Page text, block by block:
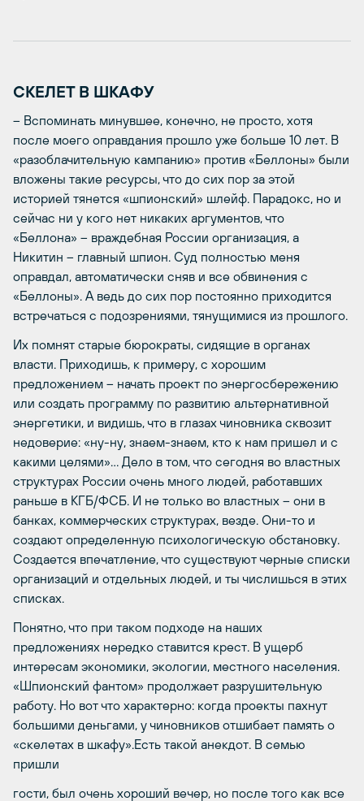
СКЕЛЕТ В ШКАФУ
– Вспоминать минувшее, конечно, не просто, хотя
после моего оправдания прошло уже больше 10 лет. В
«разоблачительную кампанию» против «Беллоны» были
вложены такие ресурсы, что до сих пор за этой
историей тянется «шпионский» шлейф. Парадокс, но и
сейчас ни у кого нет никаких аргументов, что
«Беллона» – враждебная России организация, а
Никитин – главный шпион. Суд полностью меня
оправдал, автоматически сняв и все обвинения с
«Беллоны». А ведь до сих пор постоянно приходится
встречаться с подозрениями, тянущимися из прошлого.
Их помнят старые бюрократы, сидящие в органах
власти. Приходишь, к примеру, с хорошим
предложением – начать проект по энергосбережению
или создать программу по развитию альтернативной
энергетики, и видишь, что в глазах чиновника сквозит
недоверие: «ну-ну, знаем-знаем, кто к нам пришел и с
какими целями»… Дело в том, что сегодня во властных
структурах России очень много людей, работавших
раньше в КГБ/ФСБ. И не только во властных – они в
банках, коммерческих структурах, везде. Они-то и
создают определенную психологическую обстановку.
Создается впечатление, что существуют черные списки
организаций и отдельных людей, и ты числишься в этих
списках.
Понятно, что при таком подходе на наших
предложениях нередко ставится крест. В ущерб
интересам экономики, экологии, местного населения.
«Шпионский фантом» продолжает разрушительную
работу. Но вот что характерно: когда проекты пахнут
большими деньгами, у чиновников отшибает память о
«скелетах в шкафу».Есть такой анекдот. В семью
пришли
гости, был очень хороший вечер, но после того как все